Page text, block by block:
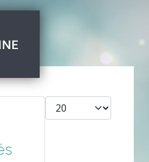
Tételek #